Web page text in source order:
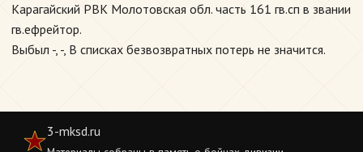
Карагайский РВК Молотовская обл. часть 161 гв.сп в звании
гв.ефрейтор.
Выбыл -, -, В списках безвозвратных потерь не значится.
3-mksd.ru